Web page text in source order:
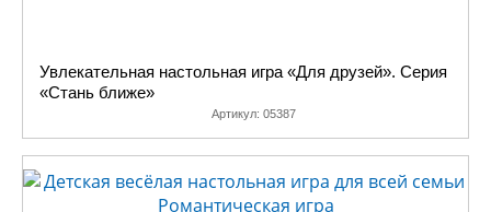
Увлекательная настольная игра «Для друзей». Серия
«Стань ближе»
Артикул: 05387